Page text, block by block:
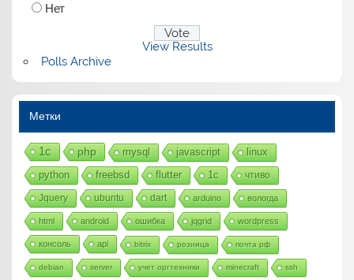
Нет
View Results
Polls Archive
Метки
1с php mysql javascript linux
python freebsd flutter 1c чтиво
Jquery ubuntu dart arduino вологда
html android ошибка jqgrid wordpress
консоль api bitrix розница почта рф
debian server учет оргтехники minecraft ssh